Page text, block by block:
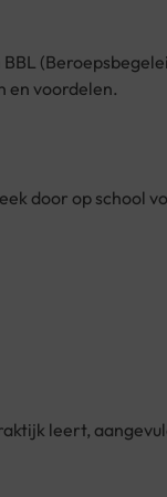
en voordelen.
door op school
leert,